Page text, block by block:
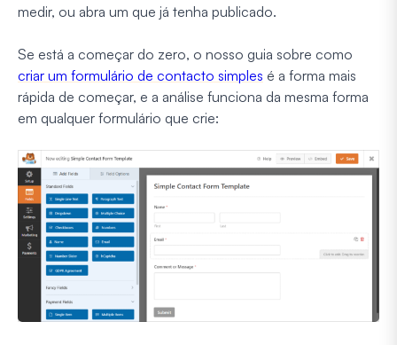
medir, ou abra um que já tenha publicado.
Se está a começar do zero, o nosso guia sobre como
criar um formulário de contacto simples é a forma mais
rápida de começar, e a análise funciona da mesma forma
em qualquer formulário que crie: